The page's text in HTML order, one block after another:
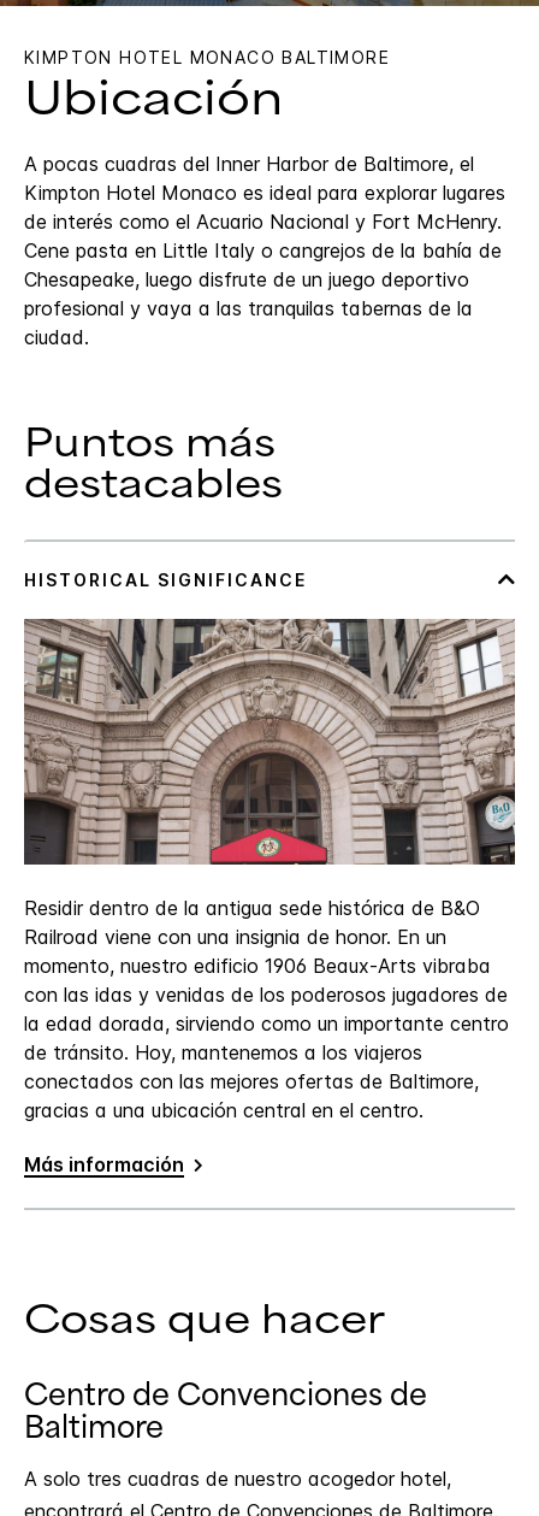
KIMPTON HOTEL MONACO BALTIMORE
Ubicación
A pocas cuadras del Inner Harbor de Baltimore, el
Kimpton Hotel Monaco es ideal para explorar lugares
de interés como el Acuario Nacional y Fort McHenry.
Cene pasta en Little Italy o cangrejos de la bahía de
Chesapeake, luego disfrute de un juego deportivo
profesional y vaya a las tranquilas tabernas de la
ciudad.
Puntos más
destacables
Residir dentro de la antigua sede histórica de B&O
Railroad viene con una insignia de honor. En un
momento, nuestro edificio 1906 Beaux-Arts vibraba
con las idas y venidas de los poderosos jugadores de
la edad dorada, sirviendo como un importante centro
de tránsito. Hoy, mantenemos a los viajeros
conectados con las mejores ofertas de Baltimore,
gracias a una ubicación central en el centro.
Más información
Cosas que hacer
Centro de Convenciones de
Baltimore
A solo tres cuadras de nuestro acogedor hotel,
encontrará el Centro de Convenciones de Baltimore,